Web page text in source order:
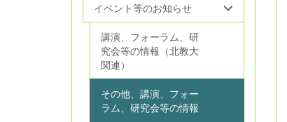
イベント等のお知らせ
講演、フォーラム、研
究会等の情報（北教大
関連）
その他、講演、フォー
ラム、研究会等の情報